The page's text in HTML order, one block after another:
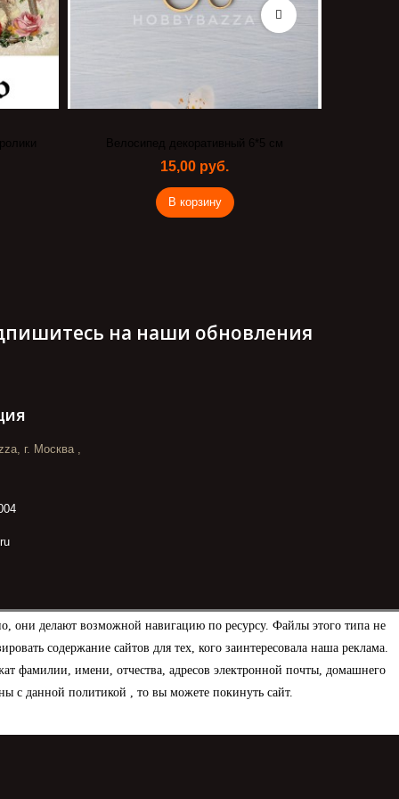
они делают возможной навигацию по ресурсу. Файлы этого типа не
содержание сайтов для тех, кого заинтересовала наша реклама.
фамилии, имени, отчества, адресов электронной почты, домашнего
с данной политикой , то вы можете покинуть сайт.
Велосипед декоративный 6*5 см
15,00 руб.
В корзину
на наши обновления
г. Москва ,